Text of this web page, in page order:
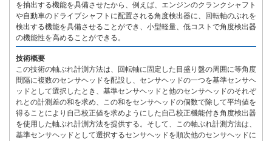
を抽出する機能を具備させたから、例えば、エンジンのクランクシャフト
や自動車のドライブシャフトに配置される角度検出器に、回転軸のぶれを
検出する機能を具備させることができ、小型軽量、低コストで角度検出器
の機能性を高めることができる。
技術概要
この技術の軸ぶれ計測方法は、回転軸に固定した目盛り盤の周囲に等角度
間隔に複数のセンサヘッドを配設し、センサヘッドの一つを基準センサヘ
ッドとして選択したとき、基準センサヘッドと他のセンサヘッドのそれぞ
れとの計測差の和を求め、この和をセンサヘッドの個数で除して平均値を
得ることにより自己校正値を求めようにした自己校正機能付き角度検出器
を使用した軸ぶれ計測方法を提供する。そして、この軸ぶれ計測方法は、
基準センサヘッドとして選択するセンサヘッドを順次他のセンサヘッドに